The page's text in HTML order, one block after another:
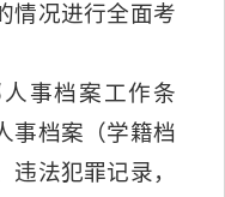
情况进行全面考
事档案工作条
事档案（学籍档
法犯罪记录，